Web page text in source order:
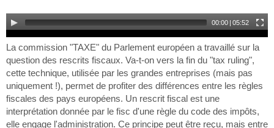
00:00 | 05:52
La commission "TAXE" du Parlement européen a travaillé sur la
question des rescrits fiscaux. Va-t-on vers la fin du "tax ruling",
cette technique, utilisée par les grandes entreprises (mais pas
uniquement !), permet de profiter des différences entre les règles
fiscales des pays européens. Un rescrit fiscal est une
interprétation donnée par le fisc d'une règle du code des impôts,
elle engage l'administration. Ce principe peut être reçu, mais entre